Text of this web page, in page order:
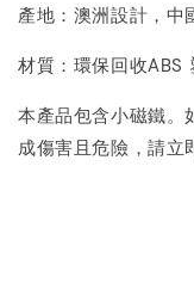
產地：澳洲設計，中
材質：環保回收
本產品包含小磁鐵。
成傷害且危險，請立